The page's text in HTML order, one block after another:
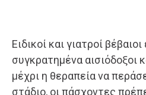
Ειδικοί και γιατροί
συγκρατημένα αισιόδοξοι
μέχρι η θεραπεία να
στάδιο, οι πάσχοντες